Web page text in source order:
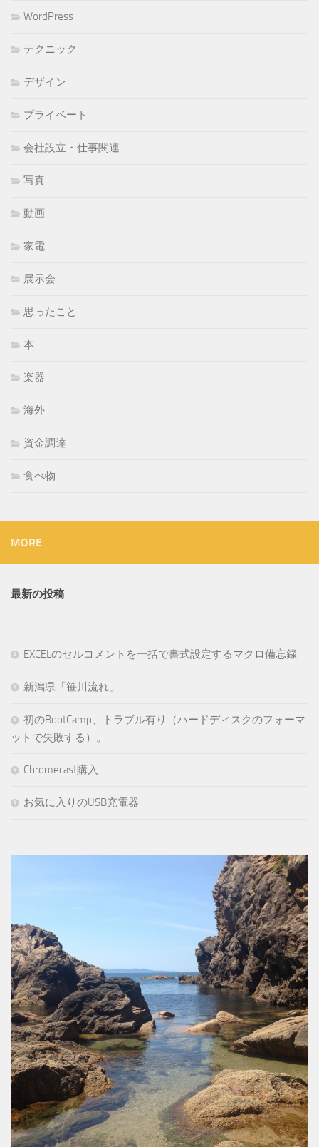
WordPress
テクニック
デザイン
プライベート
会社設立・仕事関連
写真
動画
家電
展示会
思ったこと
本
楽器
海外
資金調達
食べ物
MORE
最新の投稿
EXCELのセルコメントを一括で書式設定するマクロ備忘録
新潟県「笹川流れ」
初のBootCamp、トラブル有り（ハードディスクのフォーマ
ットで失敗する）。
Chromecast購入
お気に入りのUSB充電器